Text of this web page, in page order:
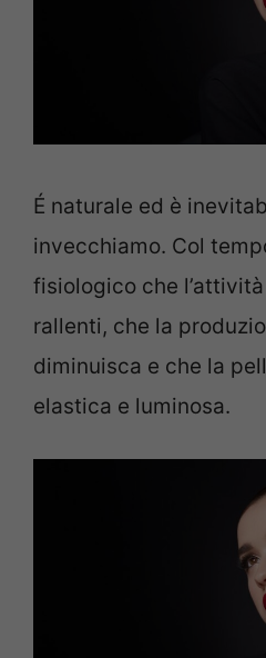
É naturale ed è
invecchiamo. Col
fisiologico che
rallenti, che la
diminuisca e che la
elastica e luminosa.